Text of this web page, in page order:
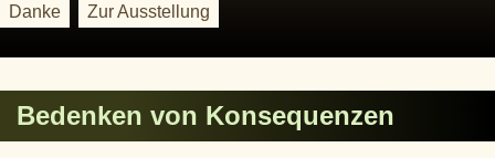
Danke
Zur Ausstellung
Be­den­ken von Kon­se­quen­zen